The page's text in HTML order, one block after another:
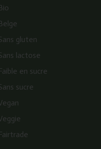
gluten
lactose
en sucre
sucre